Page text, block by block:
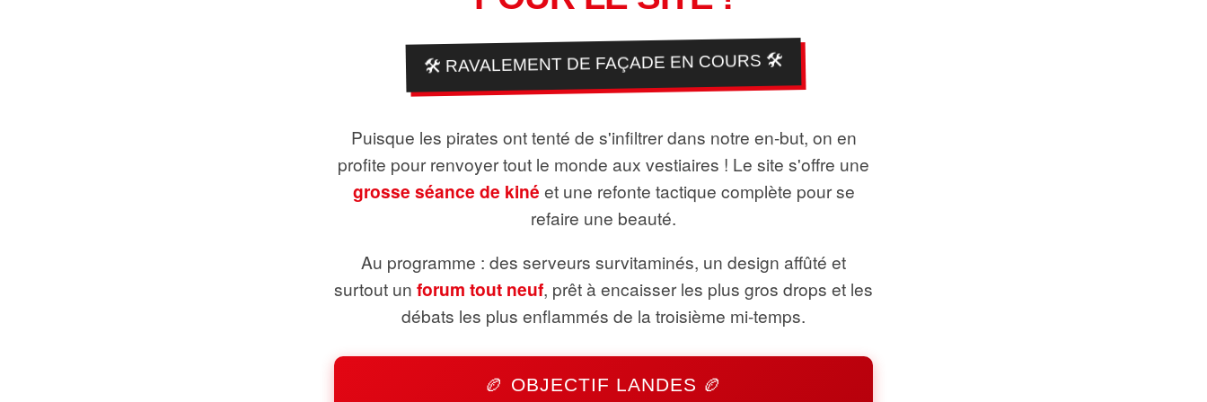
🛠️ RAVALEMENT DE FAÇADE EN COURS 🛠️
Puisque les pirates ont tenté de s'infiltrer dans notre en-but, on en
profite pour renvoyer tout le monde aux vestiaires ! Le site s'offre une
grosse séance de kiné et une refonte tactique complète pour se
refaire une beauté.
Au programme : des serveurs survitaminés, un design affûté et
surtout un forum tout neuf, prêt à encaisser les plus gros drops et les
débats les plus enflammés de la troisième mi-temps.
🏉 OBJECTIF LANDES 🏉